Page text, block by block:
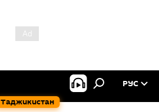
Таджикистан
РУС